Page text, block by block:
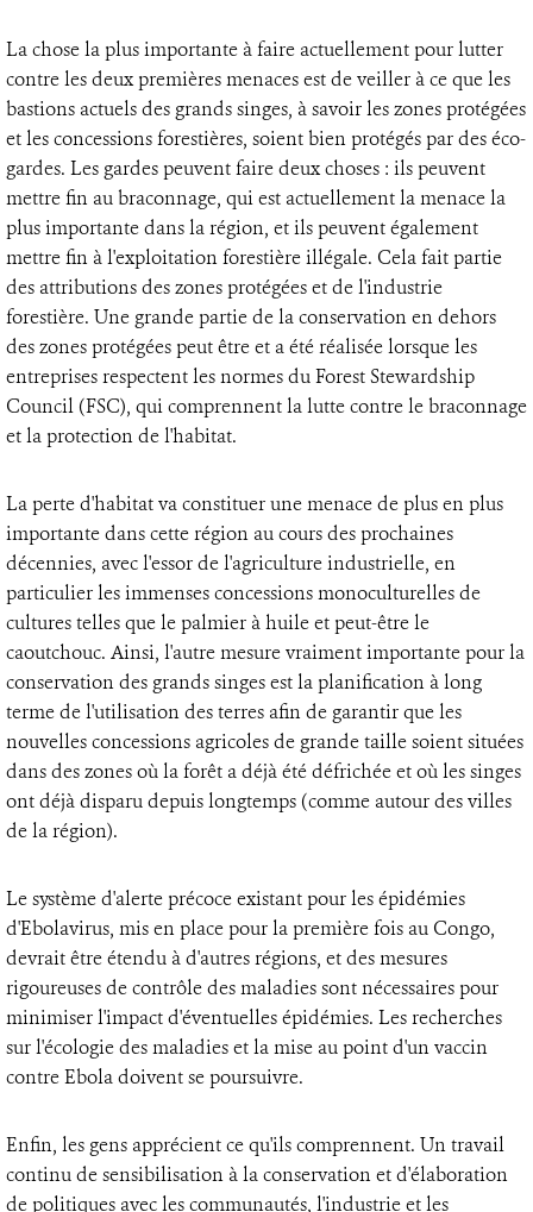
La chose la plus importante à faire actuellement pour lutter
contre les deux premières menaces est de veiller à ce que les
bastions actuels des grands singes, à savoir les zones protégées
et les concessions forestières, soient bien protégés par des éco-
gardes. Les gardes peuvent faire deux choses : ils peuvent
mettre fin au braconnage, qui est actuellement la menace la
plus importante dans la région, et ils peuvent également
mettre fin à l'exploitation forestière illégale. Cela fait partie
des attributions des zones protégées et de l'industrie
forestière. Une grande partie de la conservation en dehors
des zones protégées peut être et a été réalisée lorsque les
entreprises respectent les normes du Forest Stewardship
Council (FSC), qui comprennent la lutte contre le braconnage
et la protection de l'habitat.
La perte d'habitat va constituer une menace de plus en plus
importante dans cette région au cours des prochaines
décennies, avec l'essor de l'agriculture industrielle, en
particulier les immenses concessions monoculturelles de
cultures telles que le palmier à huile et peut-être le
caoutchouc. Ainsi, l'autre mesure vraiment importante pour la
conservation des grands singes est la planification à long
terme de l'utilisation des terres afin de garantir que les
nouvelles concessions agricoles de grande taille soient situées
dans des zones où la forêt a déjà été défrichée et où les singes
ont déjà disparu depuis longtemps (comme autour des villes
de la région).
Le système d'alerte précoce existant pour les épidémies
d'Ebolavirus, mis en place pour la première fois au Congo,
devrait être étendu à d'autres régions, et des mesures
rigoureuses de contrôle des maladies sont nécessaires pour
minimiser l'impact d'éventuelles épidémies. Les recherches
sur l'écologie des maladies et la mise au point d'un vaccin
contre Ebola doivent se poursuivre.
Enfin, les gens apprécient ce qu'ils comprennent. Un travail
continu de sensibilisation à la conservation et d'élaboration
de politiques avec les communautés, l'industrie et les